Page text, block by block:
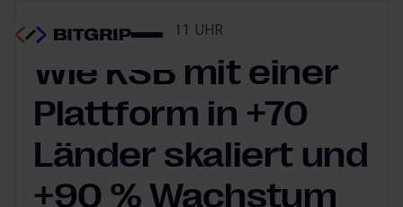
WEBINAR | 18.03.26, 11 UHR
Wie KSB mit einer
Plattform in +70
Länder skaliert und
+90 % Wachstum